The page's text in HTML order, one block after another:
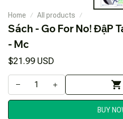
Home All products
Sách - Go For No! ĐậP
- Mc
$21.99 USD
BUY